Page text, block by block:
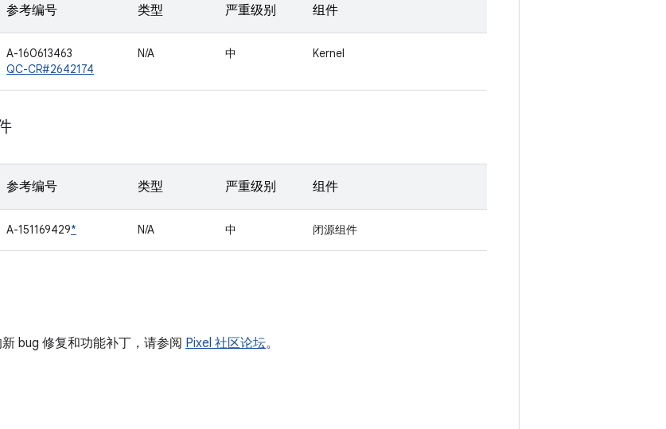
参考编号 类型 严重级别 组件
A-160613463
QC-CR#2642174
N/A 中 Kernel
参考编号 类型 严重级别 组件
A-151169429* N/A 中 闭源组件
bug 修复和功能补丁，请参阅 Pixel 社区论坛。